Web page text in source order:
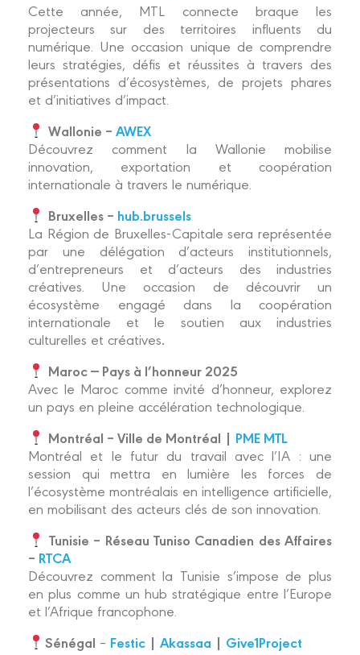
Cette année, MTL connecte braque les
projecteurs sur des territoires influents du
numérique. Une occasion unique de comprendre
leurs stratégies, défis et réussites à travers des
présentations d’écosystèmes, de projets phares
et d’initiatives d’impact.
Wallonie – AWEX
Découvrez comment la Wallonie mobilise
innovation, exportation et coopération
internationale à travers le numérique.
Bruxelles – hub.brussels
La Région de Bruxelles-Capitale sera représentée
par une délégation d’acteurs institutionnels,
d’entrepreneurs et d’acteurs des industries
créatives. Une occasion de découvrir un
écosystème engagé dans la coopération
internationale et le soutien aux industries
culturelles et créatives.
Maroc — Pays à l’honneur 2025
Avec le Maroc comme invité d’honneur, explorez
un pays en pleine accélération technologique.
Montréal – Ville de Montréal | PME MTL
Montréal et le futur du travail avec l’IA : une
session qui mettra en lumière les forces de
l’écosystème montréalais en intelligence artificielle,
en mobilisant des acteurs clés de son innovation.
Tunisie – Réseau Tuniso Canadien des Affaires
– RTCA
Découvrez comment la Tunisie s’impose de plus
en plus comme un hub stratégique entre l’Europe
et l’Afrique francophone.
Sénégal – Festic| Akassaa | Give1Project